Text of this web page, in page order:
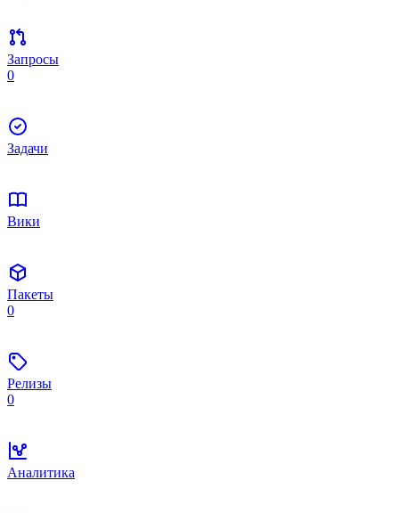
Запросы
0
Задачи
Вики
Пакеты
0
Релизы
0
Аналитика